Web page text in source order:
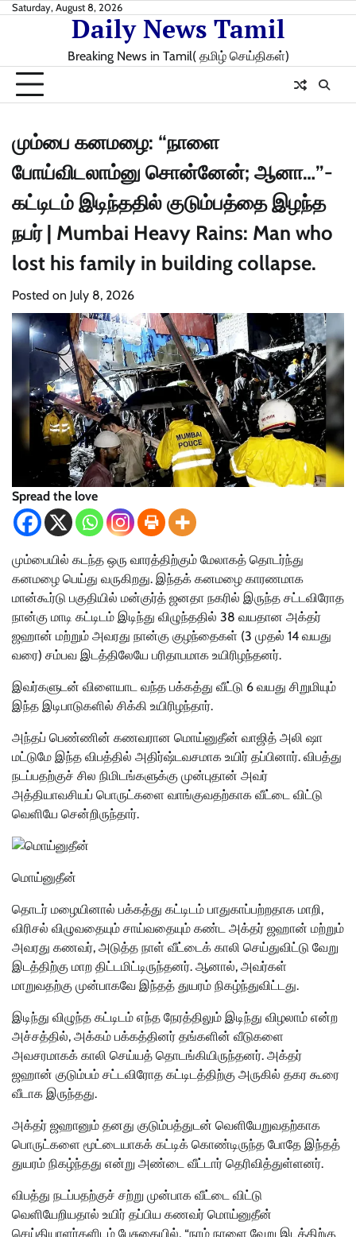
SkipSaturday, August 8, 2026
Daily News Tamil
Breaking News in Tamil( தமிழ் செய்திகள்)
மும்பை கனமழை: “நாளை
போய்விடலாம்னு சொன்னேன்; ஆனா…”-
கட்டிடம் இடிந்ததில் குடும்பத்தை இழந்த
நபர் | Mumbai Heavy Rains: Man who
lost his family in building collapse.
Posted on July 8, 2026
Spread the love
மும்பையில் கடந்த ஒரு வாரத்திற்கும் மேலாகத் தொடர்ந்து
கனமழை பெய்து வருகிறது. இந்தக் கனமழை காரணமாக
மான்கூர்டு பகுதியில் மன்குர்த் ஜனதா நகரில் இருந்த சட்டவிரோத
நான்கு மாடி கட்டிடம் இடிந்து விழுந்ததில் 38 வயதான அக்தர்
ஜஹான் மற்றும் அவரது நான்கு குழந்தைகள் (3 முதல் 14 வயது
வரை) சம்பவ இடத்திலேயே பரிதாபமாக உயிரிழந்தனர்.
இவர்களுடன் விளையாட வந்த பக்கத்து வீட்டு 6 வயது சிறுமியும்
இந்த இடிபாடுகளில் சிக்கி உயிரிழந்தார்.
அந்தப் பெண்ணின் கணவரான மொய்னுதீன் வாஜித் அலி ஷா
மட்டுமே இந்த விபத்தில் அதிர்ஷ்டவசமாக உயிர் தப்பினார். விபத்து
நடப்பதற்குச் சில நிமிடங்களுக்கு முன்புதான் அவர்
அத்தியாவசியப் பொருட்களை வாங்குவதற்காக வீட்டை விட்டு
வெளியே சென்றிருந்தார்.
மொய்னுதீன்
தொடர் மழையினால் பக்கத்து கட்டிடம் பாதுகாப்பற்றதாக மாறி,
விரிசல் விழுவதையும் சாய்வதையும் கண்ட அக்தர் ஜஹான் மற்றும்
அவரது கணவர், அடுத்த நாள் வீட்டைக் காலி செய்துவிட்டு வேறு
இடத்திற்கு மாற திட்டமிட்டிருந்தனர். ஆனால், அவர்கள்
மாறுவதற்கு முன்பாகவே இந்தத் துயரம் நிகழ்ந்துவிட்டது.
இடிந்து விழுந்த கட்டிடம் எந்த நேரத்திலும் இடிந்து விழலாம் என்ற
அச்சத்தில், அக்கம் பக்கத்தினர் தங்களின் வீடுகளை
அவசரமாகக் காலி செய்யத் தொடங்கியிருந்தனர். அக்தர்
ஜஹான் குடும்பம் சட்டவிரோத கட்டிடத்திற்கு அருகில் தகர கூரை
வீடாக இருந்தது.
அக்தர் ஜஹானும் தனது குடும்பத்துடன் வெளியேறுவதற்காக
பொருட்களை மூட்டையாகக் கட்டிக் கொண்டிருந்த போதே இந்தத்
துயரம் நிகழ்ந்தது என்று அண்டை வீட்டார் தெரிவித்துள்ளனர்.
விபத்து நடப்பதற்குச் சற்று முன்பாக வீட்டை விட்டு
வெளியேறியதால் உயிர் தப்பிய கணவர் மொய்னுதீன்
செய்தியாளர்களிடம் பேசுகையில், “நாம் நாளை வேறு இடத்திற்கு